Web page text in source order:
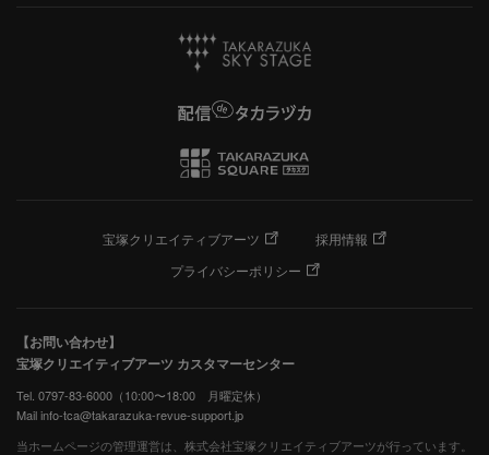
宝塚クリエイティブアーツ
採用情報
プライバシーポリシー
【お問い合わせ】
宝塚クリエイティブアーツ カスタマーセンター
Tel. 0797-83-6000（10:00〜18:00 月曜定休）
Mail info-tca@takarazuka-revue-support.jp
当ホームページの管理運営は、株式会社宝塚クリエイティブアーツが行っています。